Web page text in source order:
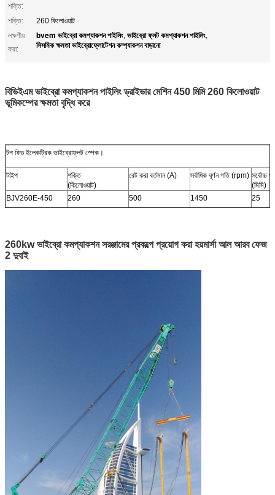
শক্তি:
শক্তি:
260 কিলোওয়াট
লক্ষণীয়
করা:
bvem ভাইব্রো কমপ্যাকশন পাইলিং, ভাইব্রো ফ্লট কমপ্যাকশন পাইলিং,
সিসমিক ক্ষমতা ভাইব্রোফ্লোটেশন কম্প্যাকশন বাড়ানো
বিভিইএম ভাইব্রো কমপ্যাকশন পাইলিং ড্রাইভার মেশিন 450 মিমি 260 কিলোওয়াট
ভূমিকম্পের ক্ষমতা বৃদ্ধি করে
টপ ফিড ইলেকট্রিক ভাইব্রোফ্লট স্পেক।
টাইপ
শক্তি
(কিলোওয়াট)
রেট করা বর্তমান (A) সর্বাধিক ঘূর্ণন গতি (rpm) সর্বোচ্চ
(মিমি)
BJV260E-450
260 500 1450 25
260kw ভাইব্রো কমপ্যাকশন সরঞ্জামের প্রকল্পে প্রয়োগ করা হয়মার্সা আল আরব ফেজ
2 দুবাই